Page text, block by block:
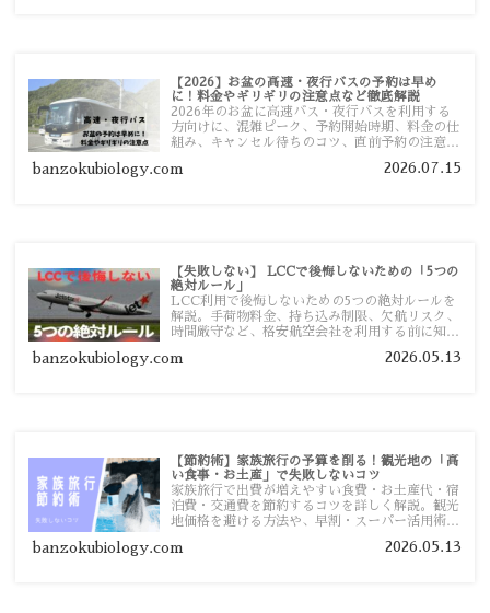
【2026】お盆の高速・夜行バスの予約は早め
に！料金やギリギリの注意点など徹底解説
2026年のお盆に高速バス・夜行バスを利用する
方向けに、混雑ピーク、予約開始時期、料金の仕
組み、キャンセル待ちのコツ、直前予約の注意点
banzokubiology.com 2026.07.15
【失敗しない】 LCCで後悔しないための「5つの
絶対ルール」
LCC利用で後悔しないための5つの絶対ルールを
解説。手荷物料金、持ち込み制限、欠航リスク、
時間厳守など、格安航空会社を利用する前に知っ
す。
banzokubiology.com 2026.05.13
【節約術】家族旅行の予算を削る！観光地の「高
い食事・お土産」で失敗しないコツ
家族旅行で出費が増えやすい食費・お土産代・宿
泊費・交通費を節約するコツを詳しく解説。観光
地価格を避ける方法や、早割・スーパー活用術、
banzokubiology.com 2026.05.13